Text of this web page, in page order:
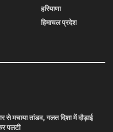
हरियाणा
हिमाचल प्रदेश
से मचाया तांडव, गलत दिशा में दौड़ाई
पलटी